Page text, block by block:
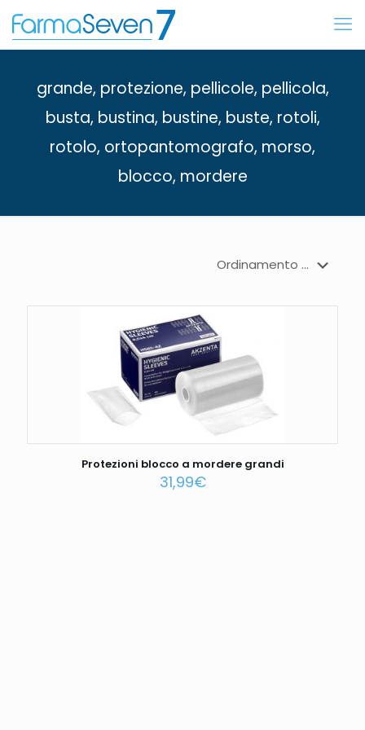
grande, protezione, pellicole, pellicola,
busta, bustina, bustine, buste, rotoli,
rotolo, ortopantomografo, morso,
blocco, mordere
Protezioni blocco a mordere grandi
31,99€